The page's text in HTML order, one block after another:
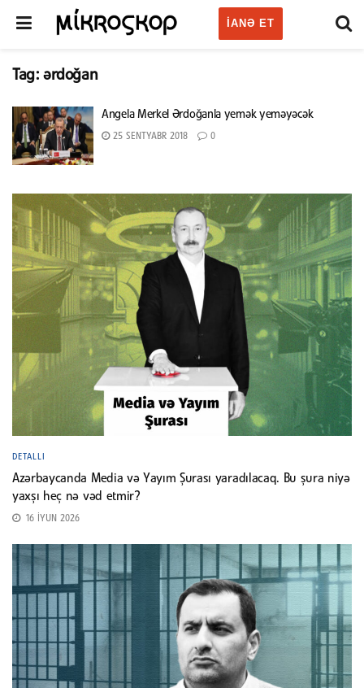
IANƏ ET
Tag: ərdoğan
Angela Merkel Ərdoğanla yemək yeməyəcək
25 SENTYABR 2018 0
DETALLI
Azərbaycanda Media və Yayım Şurası yaradılacaq. Bu şura niyə
yaxşı heç nə vəd etmir?
16 İYUN 2026